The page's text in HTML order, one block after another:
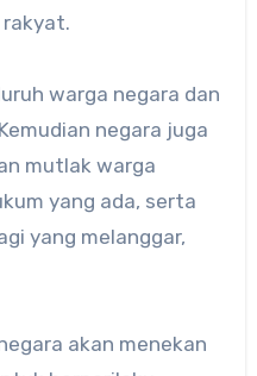
warga negara dan
negara juga
mutlak warga
yang ada, serta
yang melanggar,
akan menekan